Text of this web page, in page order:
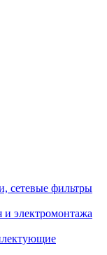
сетевые фильтры
и электромонтажа